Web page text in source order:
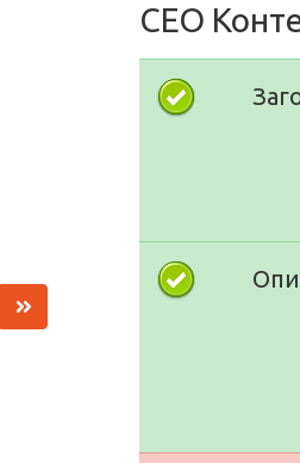
СЕО